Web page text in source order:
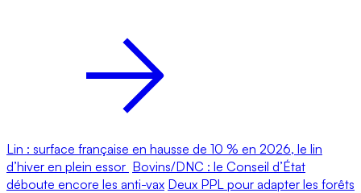
Lin : surface française en hausse de 10 % en 2026, le lin
d’hiver en plein essor Bovins/DNC : le Conseil d’État
déboute encore les anti-vax Deux PPL pour adapter les forêts